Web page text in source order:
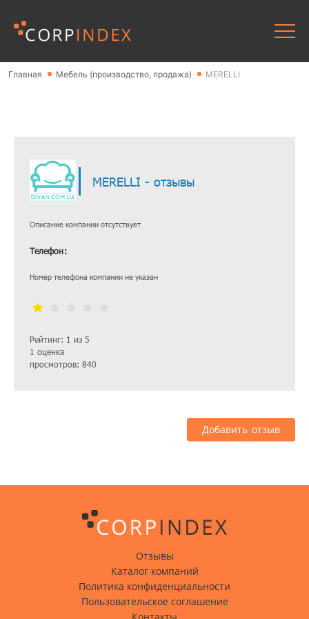
Главная Мебель (производство, продажа) MERELLI
MERELLI - отзывы
Описание компании отсутствует
Рейтинг: 1 из 5
1 оценка
просмотров: 840
Телефон:
Номер телефона компании не указан
Добавить отзыв
Отзывы
Каталог компаний
Политика конфиденциальности
Пользовательское соглашение